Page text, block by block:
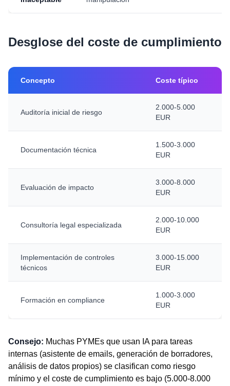
Desglose del coste de cumplimiento
Concepto Coste típico
Auditoría inicial de riesgo
2.000-5.000
EUR
Documentación técnica
1.500-3.000
EUR
Evaluación de impacto
3.000-8.000
EUR
Consultoría legal especializada
2.000-10.000
EUR
Implementación de controles
técnicos
3.000-15.000
EUR
Formación en compliance
1.000-3.000
EUR
Consejo: Muchas PYMEs que usan IA para tareas
internas (asistente de emails, generación de borradores,
análisis de datos propios) se clasifican como riesgo
mínimo y el coste de cumplimiento es bajo (5.000-8.000